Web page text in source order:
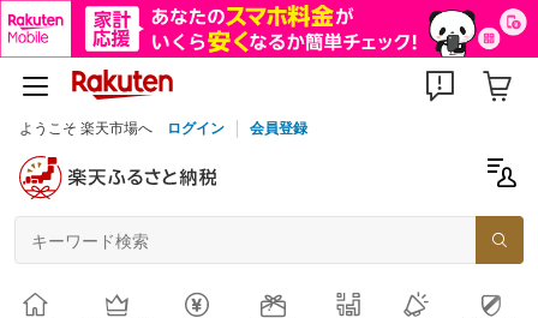
ようこそ 楽天市場へ ログイン 会員登録